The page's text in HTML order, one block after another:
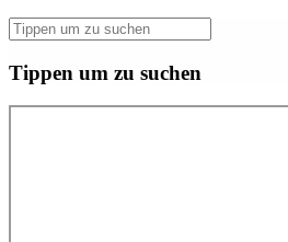
Tippen um zu suchen